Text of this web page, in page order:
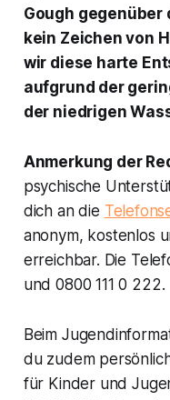
Gough gegenüber
kein Zeichen von
wir diese harte
aufgrund der
der niedrigen
Anmerkung der
psychische
dich an die
anonym, kostenlos
erreichbar. Die
und 0800 111 0 222.
Beim
du zudem
für Kinder und